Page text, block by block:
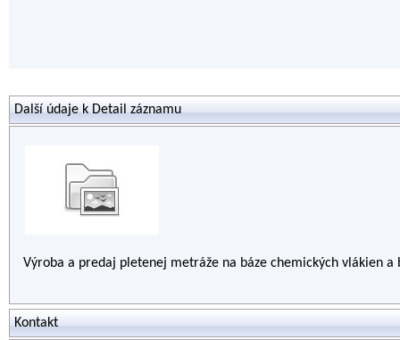
Další údaje k Detail záznamu
Výroba a predaj pletenej metráže na báze chemických vlákien
Kontakt